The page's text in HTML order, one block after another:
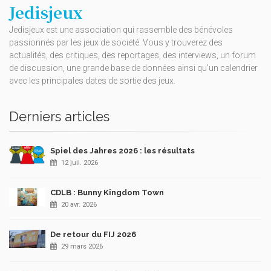
Jedisjeux
Jedisjeux est une association qui rassemble des bénévoles
passionnés par les jeux de société. Vous y trouverez des
actualités, des critiques, des reportages, des interviews, un forum
de discussion, une grande base de données ainsi qu’un calendrier
avec les principales dates de sortie des jeux.
Derniers articles
Spiel des Jahres 2026 : les résultats
12 juil. 2026
CDLB : Bunny Kingdom Town
20 avr. 2026
De retour du FIJ 2026
29 mars 2026